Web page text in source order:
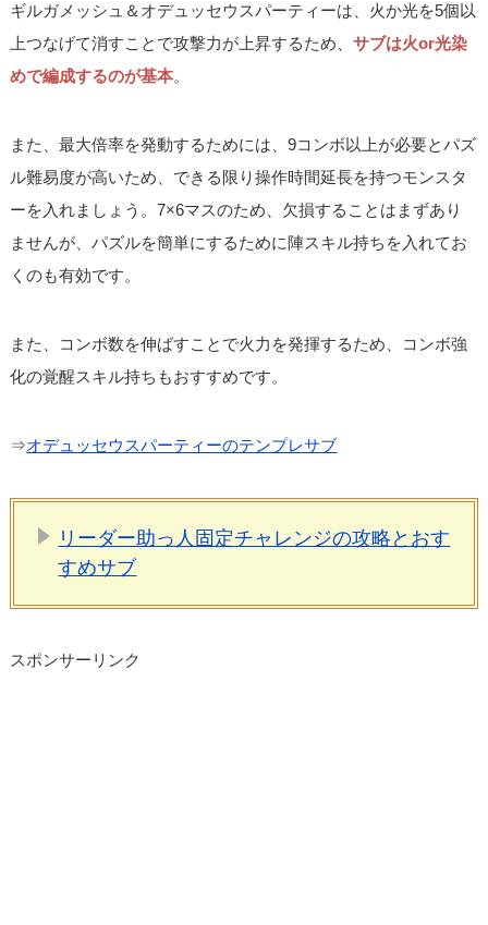
ギルガメッシュ＆オデュッセウスパーティーは、火か光を5個以
上つなげて消すことで攻撃力が上昇するため、サブは火or光染
めで編成するのが基本。
また、最大倍率を発動するためには、9コンボ以上が必要とパズ
ル難易度が高いため、できる限り操作時間延長を持つモンスタ
ーを入れましょう。7×6マスのため、欠損することはまずあり
ませんが、パズルを簡単にするために陣スキル持ちを入れてお
くのも有効です。
また、コンボ数を伸ばすことで火力を発揮するため、コンボ強
化の覚醒スキル持ちもおすすめです。
⇒オデュッセウスパーティーのテンプレサブ
リーダー助っ人固定チャレンジの攻略とおす
すめサブ
スポンサーリンク